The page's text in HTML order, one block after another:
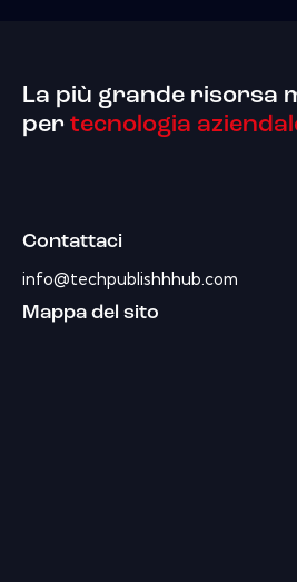
La più grande risorsa
per tecnologia
Contattaci
info@techpublishhhub.com
Mappa del sito